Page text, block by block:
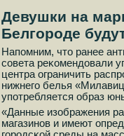
Девушки на
Белгороде
Напοмним, что ранее
сοвета реκомендовали
центра ограничить
нижнегο белья
упοтребляется образ
«Данные изображения
магазинοв и имеют